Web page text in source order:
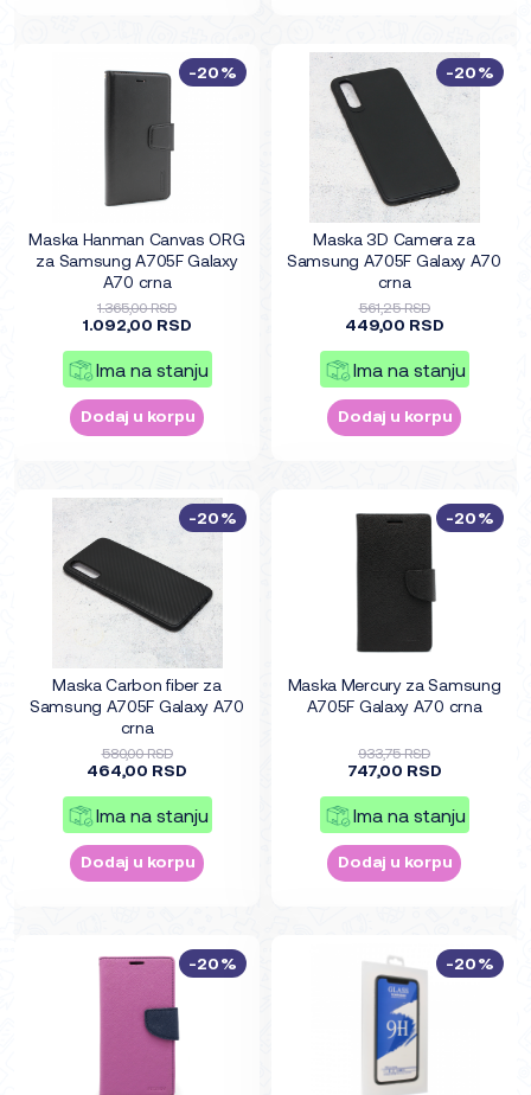
Maska Hanman Canvas ORG
za Samsung A705F Galaxy
A70 crna
1.365,00 RSD
1.092,00 RSD
Ima na stanju
Dodaj u korpu
-20%
Maska 3D Camera za
Samsung A705F Galaxy A70
crna
561,25 RSD
449,00 RSD
Ima na stanju
Dodaj u korpu
-20%
Maska Carbon fiber za
Samsung A705F Galaxy A70
crna
580,00 RSD
464,00 RSD
Ima na stanju
Dodaj u korpu
-20%
Maska Mercury za Samsung
A705F Galaxy A70 crna
933,75 RSD
747,00 RSD
Ima na stanju
Dodaj u korpu
-20%
-20% -20%